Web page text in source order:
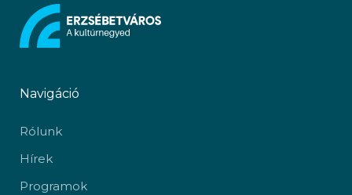
Navigáció
Rólunk
Hírek
Programok